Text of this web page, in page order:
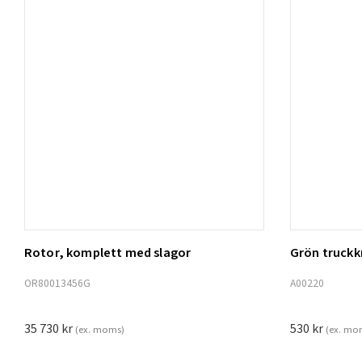
Lägg
Rotor, komplett med slagor
OR80013456G
35 730 kr (ex. moms)
Grön
A00220
530 kr (ex.